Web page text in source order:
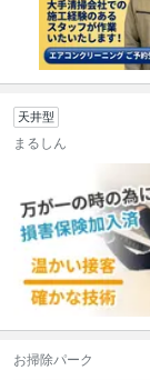
天井型
まるしん
お掃除パーク